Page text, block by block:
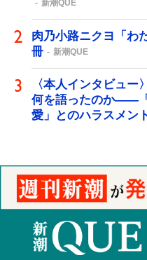
新潮QUE
肉乃小路ニクヨ「わ
冊
新潮QUE
〈本人インタビュ
何を語ったのか――
愛」とのハラスメン